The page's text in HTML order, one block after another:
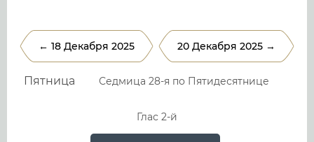
← 18 Декабря 2025 20 Декабря 2025 →
Пятница Седмица 28-я по Пятидесятнице
Глас 2-й